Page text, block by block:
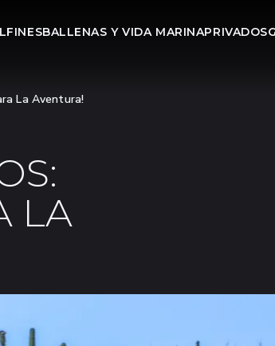
BALLENAS Y VIDA MARINAPRIVADOS
La Aventura!
LA